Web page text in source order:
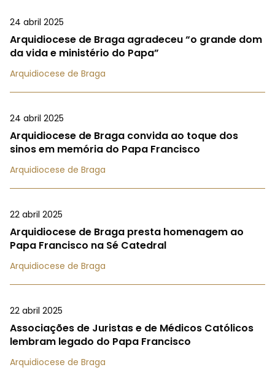
24 abril 2025
Arquidiocese de Braga agradeceu “o grande dom
da vida e ministério do Papa”
Arquidiocese de Braga
24 abril 2025
Arquidiocese de Braga convida ao toque dos
sinos em memória do Papa Francisco
Arquidiocese de Braga
22 abril 2025
Arquidiocese de Braga presta homenagem ao
Papa Francisco na Sé Catedral
Arquidiocese de Braga
22 abril 2025
Associações de Juristas e de Médicos Católicos
lembram legado do Papa Francisco
Arquidiocese de Braga